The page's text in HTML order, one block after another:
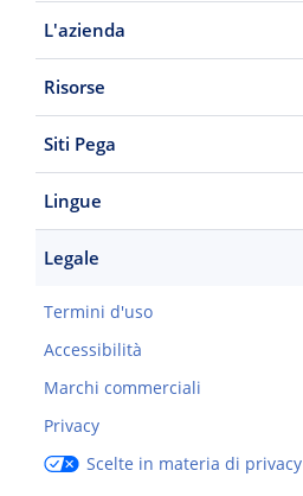
L'azienda
Risorse
Siti Pega
Lingue
Legale
Termini d'uso
Accessibilità
Marchi commerciali
Privacy
Scelte in materia di privacy